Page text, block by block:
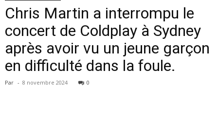
Chris Martin a interrompu le
concert de Coldplay à Sydney
après avoir vu un jeune garçon
en difficulté dans la foule.
Par - 8 novembre 2024 0